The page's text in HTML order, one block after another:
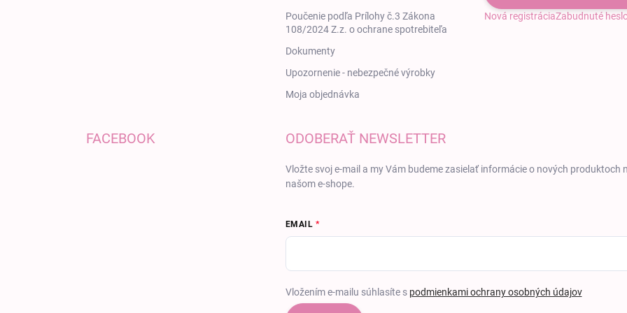
Poučenie podľa Prílohy č.3 Zákona
108/2024 Z.z. o ochrane spotrebiteľa
Dokumenty
Upozornenie - nebezpečné výrobky
Moja objednávka
Nová registráciaZabudnuté
FACEBOOK ODOBERAŤ NEWSLETTER
Vložte svoj e-mail a my Vám budeme zasielať informácie o nových produktoch
našom e-shope.
EMAIL
Vložením e-mailu súhlasíte s podmienkami ochrany osobných údajov